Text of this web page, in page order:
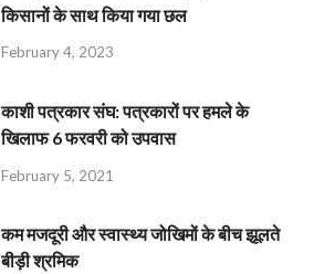
किसानों के साथ किया गया छल
February 4, 2023
काशी पत्रकार संघ: पत्रकारों पर हमले के
खिलाफ 6 फरवरी को उपवास
February 5, 2021
कम मजदूरी और स्वास्थ्य जोखिमों के बीच झूलते
बीड़ी श्रमिक